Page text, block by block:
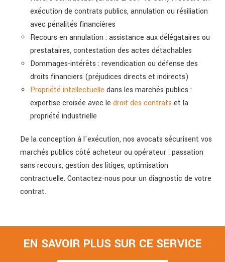
exécution de contrats publics, annulation ou résiliation
avec pénalités financières
Recours en annulation : assistance aux délégataires ou
prestataires, contestation des actes détachables
Dommages-intérêts : revendication ou défense des
droits financiers (préjudices directs et indirects)
Propriété intellectuelle dans les marchés publics :
expertise croisée avec le droit des contrats et la
propriété industrielle
De la conception à l'exécution, nos avocats sécurisent vos
marchés publics côté acheteur ou opérateur : passation
sans recours, gestion des litiges, optimisation
contractuelle. Contactez-nous pour un diagnostic de votre
contrat.
EN SAVOIR PLUS SUR CE SERVICE